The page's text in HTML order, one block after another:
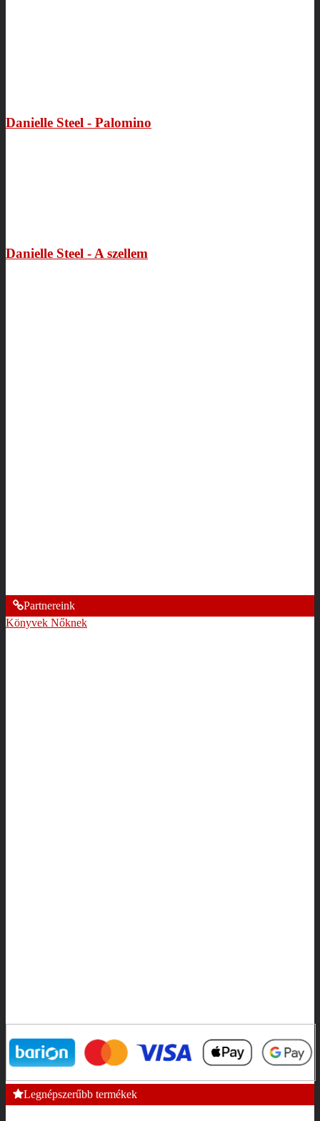
Danielle Steel - Palomino
Danielle Steel - A szellem
Partnereink
Könyvek Nőknek
Legnépszerűbb termékek